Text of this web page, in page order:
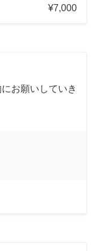
¥7,000
お願いしていき